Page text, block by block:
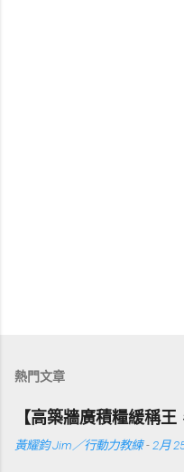
熱門文章
【高築牆廣積糧緩稱王
黃耀鈞 Jim／行動力教練 - 2月